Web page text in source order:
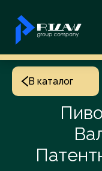
В каталог